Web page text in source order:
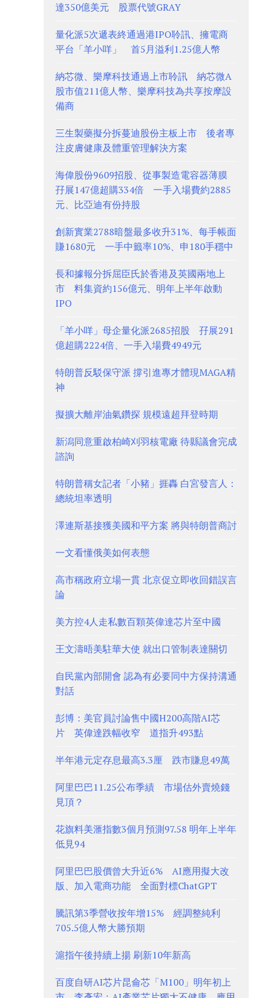
達350億美元 股票代號GRAY
量化派5次遞表終通過港IPO聆訊、擁電商
平台「羊小咩」 首5月溢利1.25億人幣
納芯微、樂摩科技通過上市聆訊 納芯微A
股市值211億人幣、樂摩科技為共享按摩設
備商
三生製藥擬分拆蔓迪股份主板上市 後者專
注皮膚健康及體重管理解決方案
海偉股份9609招股、從事製造電容器薄膜
孖展147億超購334倍 一手入場費約2885
元、比亞迪有份持股
創新實業2788暗盤最多收升31%、每手帳面
賺1680元 一手中籤率10%、申180手穩中
長和據報分拆屈臣氏於香港及英國兩地上
市 料集資約156億元、明年上半年啟動
IPO
「羊小咩」母企量化派2685招股 孖展291
億超購2224倍、一手入場費4949元
特朗普反駁保守派 撐引進專才體現MAGA精
神
擬擴大離岸油氣鑽探 規模遠超拜登時期
新潟同意重啟柏崎刈羽核電廠 待縣議會完成
諮詢
特朗普稱女記者「小豬」捱轟 白宮發言人：
總統坦率透明
澤連斯基接獲美國和平方案 將與特朗普商討
一文看懂俄美如何表態
高市稱政府立場一貫 北京促立即收回錯誤言
論
美方控4人走私數百顆英偉達芯片至中國
王文濤晤美駐華大使 就出口管制表達關切
自民黨內部開會 認為有必要同中方保持溝通
對話
彭博：美官員討論售中國H200高階AI芯
片 英偉達跌幅收窄 道指升493點
半年港元定存息最高3.3厘 跌市賺息49萬
阿里巴巴11.25公布季績 市場估外賣燒錢
見頂？
花旗料美滙指數3個月預測97.58 明年上半年
低見94
阿里巴巴股價曾大升近6% AI應用擬大改
版、加入電商功能 全面對標ChatGPT
騰訊第3季營收按年增15% 經調整純利
705.5億人幣大勝預期
滬指午後持續上揚 刷新10年新高
百度自研AI芯片昆侖芯「M100」明年初上